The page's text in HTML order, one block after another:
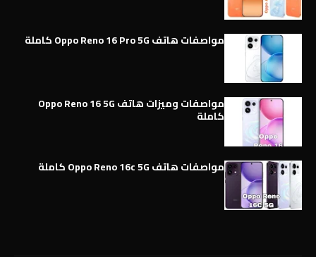
مواصفات هاتف Oppo Reno 16 Pro 5G كاملة
مواصفات وميزات هاتف Oppo Reno 16 5G
كاملة
مواصفات هاتف Oppo Reno 16c 5G كاملة